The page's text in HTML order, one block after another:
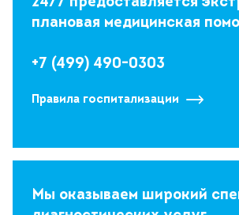
плановая медицинская
+7 (499) 490-0303
Правила госпитализации
Мы оказываем широкий